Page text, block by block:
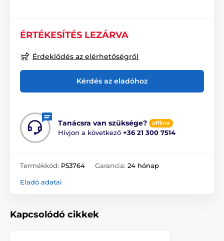
ÉRTÉKESÍTÉS LEZÁRVA
Érdeklődés az elérhetőségről
Kérdés az eladóhoz
Tanácsra van szüksége? offline
Hívjon a következő +36 21 300 7514
Termékkód: P53764 Garancia: 24 hónap
Eladó adatai
Kapcsolódó cikkek